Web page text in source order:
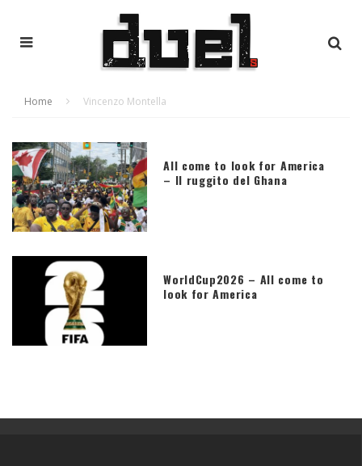
Home Vincenzo Montella
All come to look for America
– Il ruggito del Ghana
WorldCup2026 – All come to
look for America